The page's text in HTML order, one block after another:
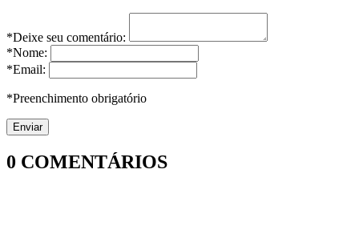
*Deixe seu comentário:
*Nome:
*Email:
*Preenchimento obrigatório
0 COMENTÁRIOS